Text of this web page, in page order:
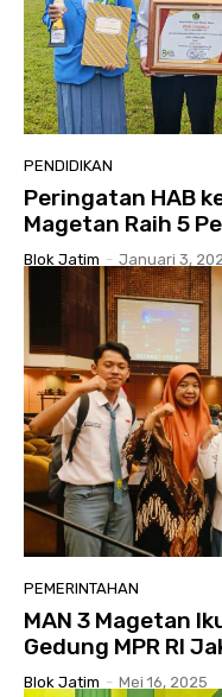
PENDIDIKAN
Peringatan HAB
Magetan Raih 5
Blok Jatim - Januari 3,
PEMERINTAHAN
MAN 3 Magetan
Gedung MPR RI
Blok Jatim - Mei 16, 2025